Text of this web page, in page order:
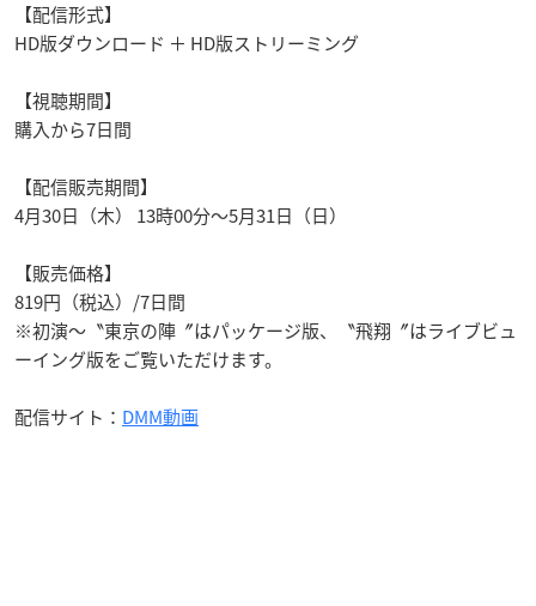
【配信形式】
HD版ダウンロード ＋ HD版ストリーミング
【視聴期間】
購入から7日間
【配信販売期間】
4月30日（木） 13時00分～5月31日（日）
【販売価格】
819円（税込）/7日間
※初演～〝東京の陣〞はパッケージ版、〝飛翔〞はライブビュ
ーイング版をご覧いただけます。
配信サイト： DMM動画